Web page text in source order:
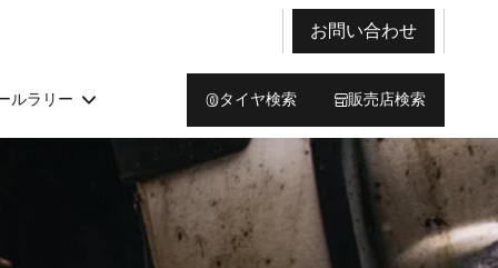
お問い合わせ
ルラリー タイヤ検索 販売店検索